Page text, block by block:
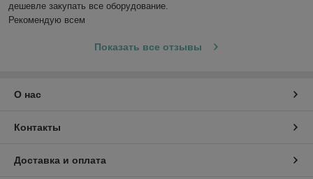
дешевле закупать все оборудование.
Рекомендую всем
Показать все отзывы
О нас
Контакты
Доставка и оплата